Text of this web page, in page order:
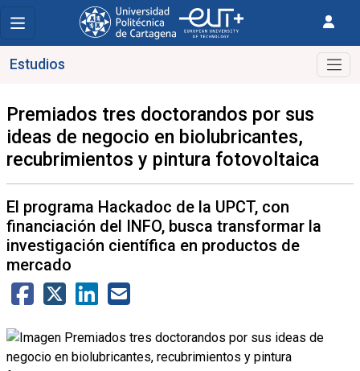
Estudios
Premiados tres doctorandos por sus
ideas de negocio en biolubricantes,
recubrimientos y pintura fotovoltaica
El programa Hackadoc de la UPCT, con
financiación del INFO, busca transformar la
investigación científica en productos de
mercado